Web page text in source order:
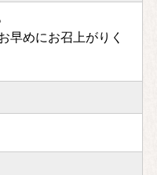
早めにお召上がりく